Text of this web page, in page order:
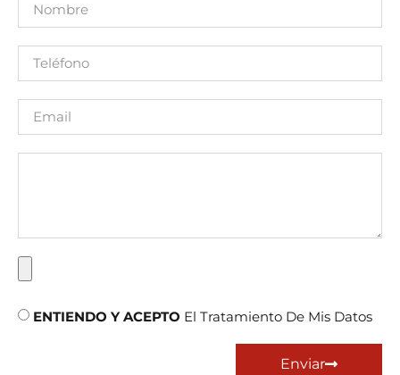
ENTIENDO Y ACEPTO El Tratamiento De Mis Datos
Enviar